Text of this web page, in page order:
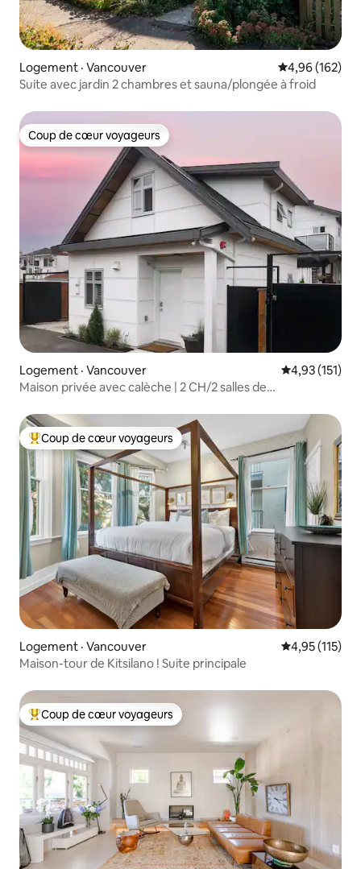
Logement · Vancouver Note
4,96 (162)
Suite avec jardin 2 chambres et sauna/plongée à froid
Coup de cœur voyageurs
Coup de cœur voyageurs
Logement · Vancouver Note
4,93 (151)
Maison privée avec calèche | 2 CH/2 salles de
Coup de cœur voyageurs parmi les plus aimés
Coup de cœur voyageurs
Logement · Vancouver Note
4,95 (115)
Maison-tour de Kitsilano ! Suite principale
Coup de cœur voyageurs parmi les plus aimés
Coup de cœur voyageurs